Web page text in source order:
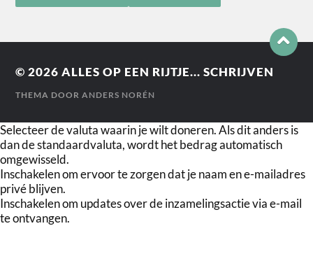
© 2026ALLES OP EEN RIJTJE... SCHRIJVEN
THEMA DOORANDERS NORÉN
Selecteer de valuta waarin je wilt doneren. Als dit anders is
dan de standaardvaluta, wordt het bedrag automatisch
omgewisseld.
Inschakelen om ervoor te zorgen dat je naam en e-mailadres
privé blijven.
Inschakelen om updates over de inzamelingsactie via e-mail
te ontvangen.